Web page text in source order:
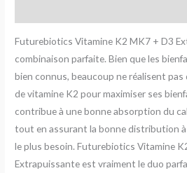
Futurebiotics Vitamine K2 MK7 + D3
combinaison parfaite. Bien que les
bien connus, beaucoup ne réalisent pas
de vitamine K2 pour maximiser ses
contribue à une bonne absorption du
tout en assurant la bonne distribution à
le plus besoin. Futurebiotics Vitamine
Extrapuissante est vraiment le duo